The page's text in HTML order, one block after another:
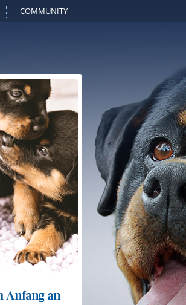
COMMUNITY